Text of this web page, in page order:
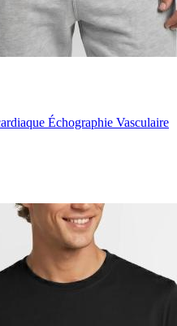
Échographie Vasculaire